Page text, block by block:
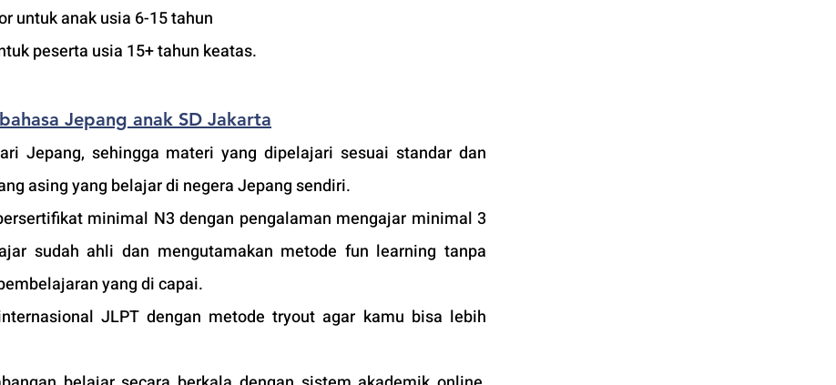
untuk anak usia 6-15 tahun
peserta usia 15+ tahun keatas.
bahasa Jepang anak SD Jakarta
Jepang, sehingga materi yang dipelajari sesuai standar dan
asing yang belajar di negera Jepang sendiri.
minimal N3 dengan pengalaman mengajar minimal 3
sudah ahli dan mengutamakan metode fun learning tanpa
yang di capai.
JLPT dengan metode tryout agar kamu bisa lebih